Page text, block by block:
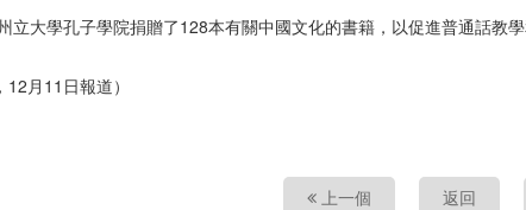
立大學孔子學院捐贈了128本有關中國文化的書籍，以促進普通話教學
12月11日報道）
上一個 返回